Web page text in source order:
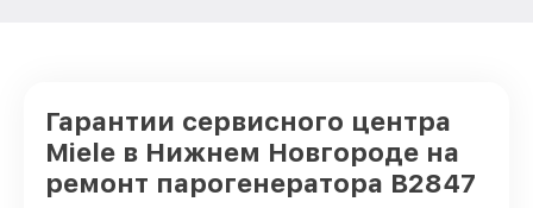
Гарантии сервисного центра
Miele в Нижнем Новгороде на
ремонт парогенератора B2847